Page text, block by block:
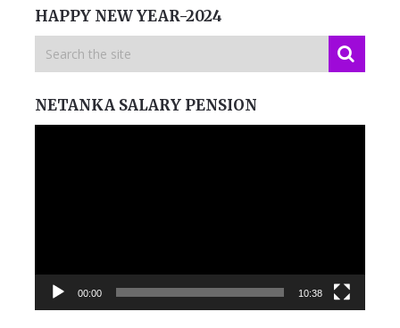
HAPPY NEW YEAR-2024
NETANKA SALARY PENSION
00:00 10:38